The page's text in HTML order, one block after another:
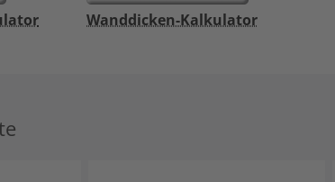
Wanddicken-Kalkulator